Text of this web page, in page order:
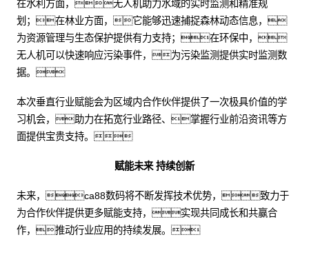
在水利方面，无人机助力水域的实时监测和精准规
划；在林业方面，它能够迅速捕捉森林动态信息，
为资源管理与生态保护提供有力支持；在环保中，
无人机可以快速响应污染事件，为污染监测提供实时监测数
据。
本次垂直行业赋能会为区域内合作伙伴提供了一次极具价值的学
习机会，助力在拓宽行业路径、掌握行业前沿资讯等方
面提供宝贵支持。
赋能未来 持续创新
未来，ca88数码将不断发挥技术优势，致力于
为合作伙伴提供更多赋能支持，实现共同成长和共赢合
作，推动行业应用的持续发展。